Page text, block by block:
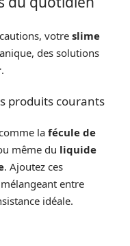
votre slime
des solutions
.
produits courants
la fécule de
même du liquide
. Ajoutez ces
entre
idéale.